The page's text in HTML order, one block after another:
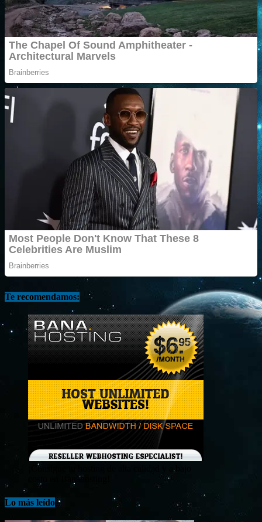
Te recomendamos:
¡Consigue tu hosting de alta calidad y a bajo
costo en Banahosting!
Lo más leído